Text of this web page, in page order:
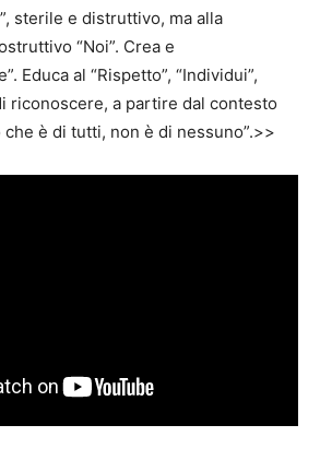
sterile e distruttivo, ma alla
“Noi”. Crea e
Educa al “Rispetto”, “Individui”,
riconoscere, a partire dal contesto
che è di tutti, non è di nessuno”.>>